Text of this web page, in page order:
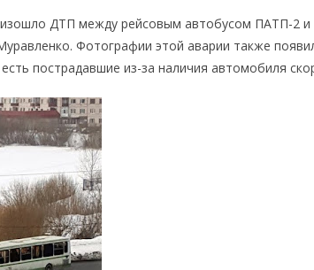
ДТП между рейсовым автобусом ПАТП-2 и
Фотографии этой аварии также
пострадавшие из-за наличия автомобиля